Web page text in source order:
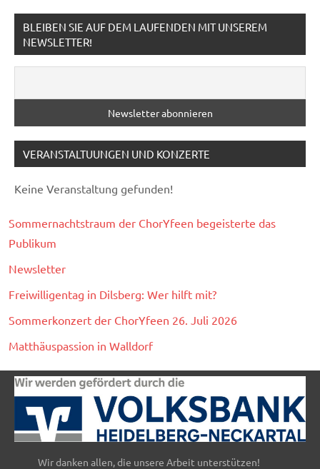
BLEIBEN SIE AUF DEM LAUFENDEN MIT UNSEREM
NEWSLETTER!
VERANSTALTUUNGEN UND KONZERTE
Keine Veranstaltung gefunden!
Sommernachtstraum der ChorYfeen begeisterte das
Publikum
Newsletter
Freiwilligentag in Dilsberg: Wer hilft mit?
Sommerkonzert der ChorYfeen 26. Juli 2026
Matthäuspassion in Walldorf
Wir danken allen, die unsere Arbeit unterstützen!